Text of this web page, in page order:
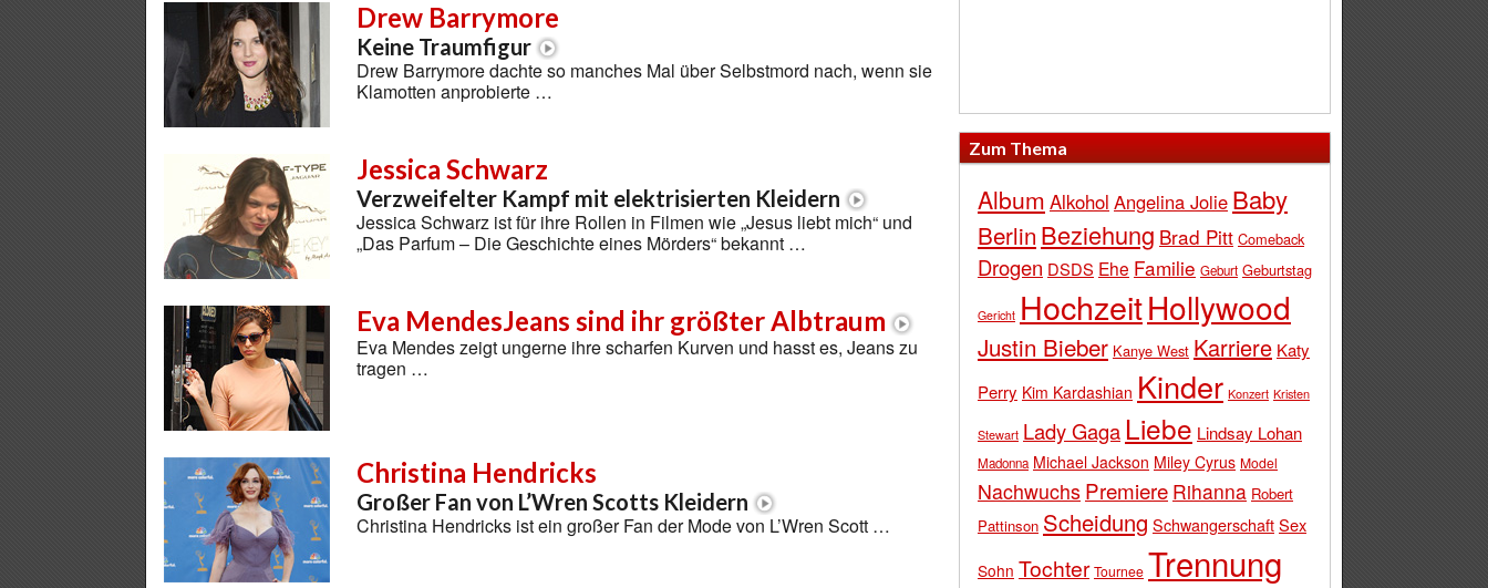
Drew Barrymore
Keine Traumfigur
Drew Barrymore dachte so manches Mal über Selbstmord nach, wenn sie
Klamotten anprobierte …
Jessica Schwarz
Verzweifelter Kampf mit elektrisierten Kleidern
Jessica Schwarz ist für ihre Rollen in Filmen wie „Jesus liebt mich“ und
„Das Parfum – Die Geschichte eines Mörders“ bekannt …
Eva MendesJeans sind ihr größter Albtraum
Eva Mendes zeigt ungerne ihre scharfen Kurven und hasst es, Jeans zu
tragen …
Christina Hendricks
Großer Fan von L’Wren Scotts Kleidern
Christina Hendricks ist ein großer Fan der Mode von L’Wren Scott …
Zum Thema
Album Alkohol Angelina Jolie Baby
Berlin Beziehung Brad Pitt Comeback
Drogen DSDS Ehe Familie Geburt Geburtstag
Gericht HochzeitHollywood
Justin Bieber Kanye West Karriere Katy
Perry Kim Kardashian Kinder Konzert Kristen
Stewart Lady Gaga Liebe Lindsay Lohan
Madonna Michael Jackson Miley Cyrus Model
Nachwuchs Premiere Rihanna Robert
Pattinson Scheidung SchwangerschaftSex
Sohn Tochter Tournee Trennung